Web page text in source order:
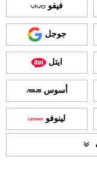
فيفو
جوجل
ايتل
أسوس
لينوفو